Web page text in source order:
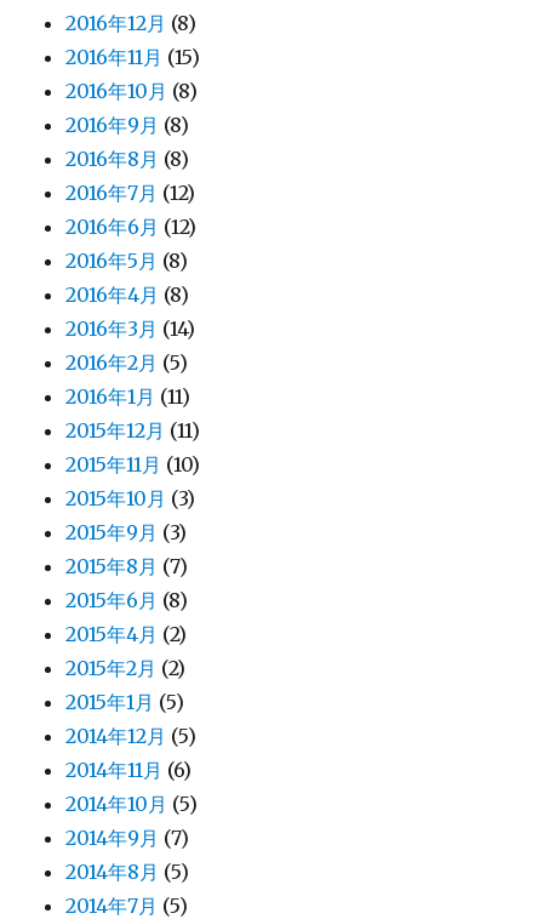
2016年12月 (8)
2016年11月 (15)
2016年10月 (8)
2016年9月 (8)
2016年8月 (8)
2016年7月 (12)
2016年6月 (12)
2016年5月 (8)
2016年4月 (8)
2016年3月 (14)
2016年2月 (5)
2016年1月 (11)
2015年12月 (11)
2015年11月 (10)
2015年10月 (3)
2015年9月 (3)
2015年8月 (7)
2015年6月 (8)
2015年4月 (2)
2015年2月 (2)
2015年1月 (5)
2014年12月 (5)
2014年11月 (6)
2014年10月 (5)
2014年9月 (7)
2014年8月 (5)
2014年7月 (5)